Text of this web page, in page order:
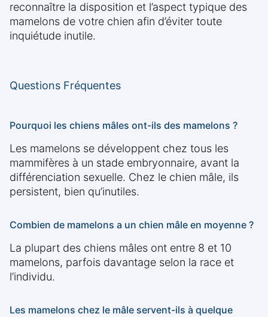
reconnaître la disposition et l’aspect typique des
mamelons de votre chien afin d’éviter toute
inquiétude inutile.
Questions Fréquentes
Pourquoi les chiens mâles ont-ils des mamelons ?
Les mamelons se développent chez tous les
mammifères à un stade embryonnaire, avant la
différenciation sexuelle. Chez le chien mâle, ils
persistent, bien qu’inutiles.
Combien de mamelons a un chien mâle en moyenne ?
La plupart des chiens mâles ont entre 8 et 10
mamelons, parfois davantage selon la race et
l’individu.
Les mamelons chez le mâle servent-ils à quelque